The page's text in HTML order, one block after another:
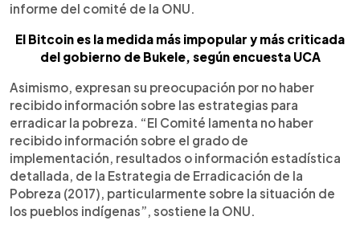
informe del comité de la ONU.
El Bitcoin es la medida más impopular y más criticada
del gobierno de Bukele, según encuesta UCA
Asimismo, expresan su preocupación por no haber
recibido información sobre las estrategias para
erradicar la pobreza. “El Comité lamenta no haber
recibido información sobre el grado de
implementación, resultados o información estadística
detallada, de la Estrategia de Erradicación de la
Pobreza (2017), particularmente sobre la situación de
los pueblos indígenas”, sostiene la ONU.